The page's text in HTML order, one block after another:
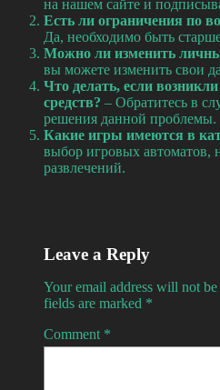
на нашем сайте и
Есть ли ограничения по
Да, необходимо быть
Можно ли изменить
вы можете изменить свои
Что делать, если
средств? – Обратитесь в
решения данной проблемы.
Какие игры имеются в
выбор игровых автоматов,
развлечений.
Leave a Reply
Your email address will not
fields are marked *
Comment *